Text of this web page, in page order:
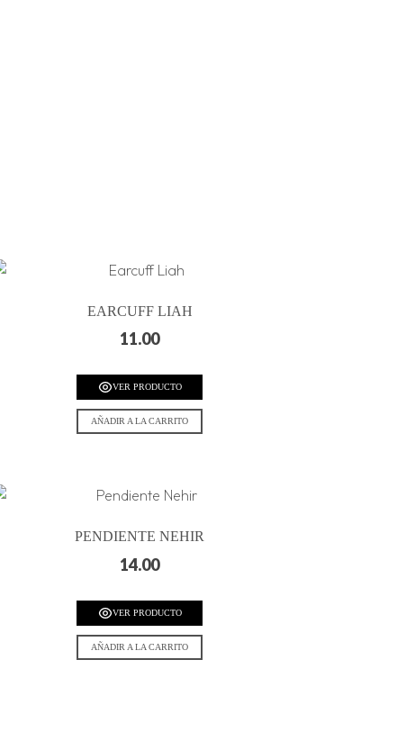
EARCUFF LIAH
11.00
VER PRODUCTO
AÑADIR A LA CARRITO
PENDIENTE NEHIR
14.00
VER PRODUCTO
AÑADIR A LA CARRITO